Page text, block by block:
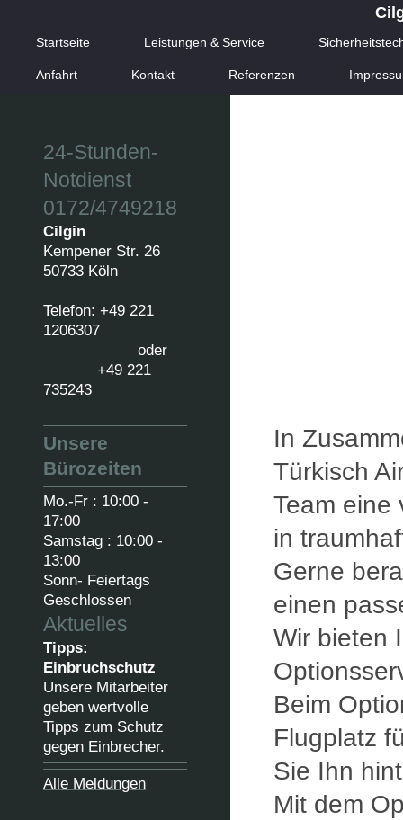
Startseite Leistungen & Service
Anfahrt Kontakt Referenzen
In
Türkisch
Team eine
in
Gerne
einen
Wir bieten
Beim
Flugplatz
Sie Ihn
Mit dem
24-Stunden-
Notdienst
0172/4749218
Cilgin
Kempener Str. 26
50733 Köln
Telefon: +49 221
1206307
oder
+49 221
735243
Unsere
Bürozeiten
Mo.-Fr : 10:00 -
17:00
Samstag : 10:00 -
13:00
Sonn- Feiertags
Geschlossen
Aktuelles
Tipps:
Einbruchschutz
Unsere Mitarbeiter
geben wertvolle
Tipps zum Schutz
gegen Einbrecher.
Alle Meldungen